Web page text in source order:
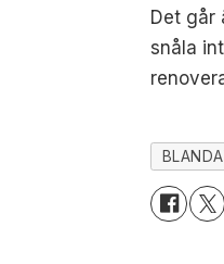
Det går
snåla